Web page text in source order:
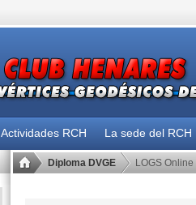
Actividades RCH La sede del RCH
Diploma DVGE LOGS Online